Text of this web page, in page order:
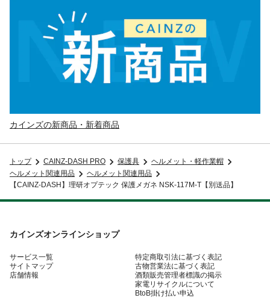
カインズの新商品・新着商品
トップ CAINZ-DASH PRO 保護具
ヘルメット・軽作業帽
ヘルメット関連用品
ヘルメット関連用品
【CAINZ-DASH】理研オプテック 保護メガネ NSK-117M-T【別送品】
カインズオンラインショップ
サービス一覧
サイトマップ
店舗情報
特定商取引法に基づく表記
古物営業法に基づく表記
酒類販売管理者標識の掲示
家電リサイクルについて
BtoB掛け払い申込